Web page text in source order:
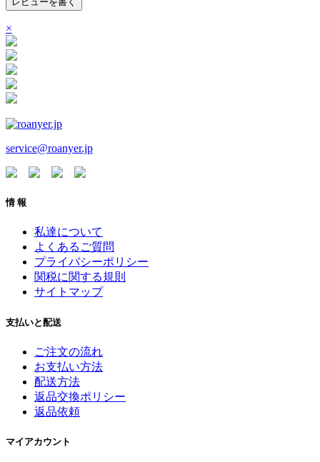
×
service@roanyer.jp
情 報
私達について
よくあるご質問
プライバシーポリシー
関税に関する規則
サイトマップ
支払いと配送
ご注文の流れ
お支払い方法
配送方法
返品交換ポリシー
返品依頼
マイアカウント